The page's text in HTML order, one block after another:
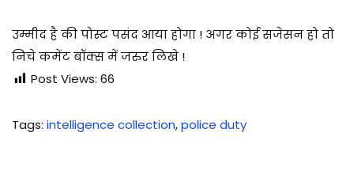
उम्मीद है की पोस्ट पसंद आया होगा ! अगर कोई सजेसन हो तो
निचे कमेंट बॉक्स में जरुर लिखे !
Post Views: 66
Tags: intelligence collection,police duty